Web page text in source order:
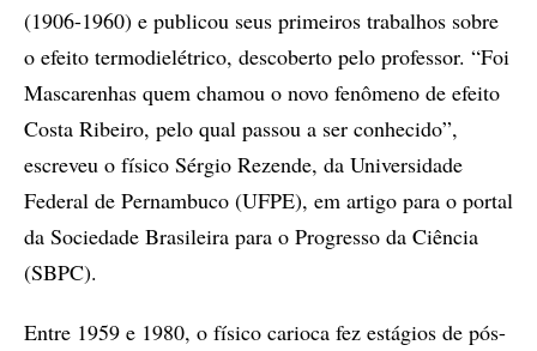
(1906-1960) e publicou seus primeiros trabalhos sobre
o efeito termodielétrico, descoberto pelo professor. “Foi
Mascarenhas quem chamou o novo fenômeno de efeito
Costa Ribeiro, pelo qual passou a ser conhecido”,
escreveu o físico Sérgio Rezende, da Universidade
Federal de Pernambuco (UFPE), em artigo para o portal
da Sociedade Brasileira para o Progresso da Ciência
(SBPC).
Entre 1959 e 1980, o físico carioca fez estágios de pós-